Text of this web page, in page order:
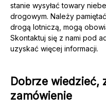
stanie wysyłać towary
drogowym. Należy
drogą lotniczą, mogą
Skontaktuj się z nami pod
uzyskać więcej informacji.
Dobrze wiedzieć,
zamówienie